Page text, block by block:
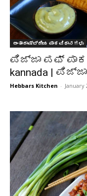
ಅಂತಾರಾಷ್ಟ್ರೀಯ ಪಾಕವಿಧಾನಗಳು
ಪಿಜ್ಜಾ ಪಫ್
kannada |
Hebbars Kitchen - January